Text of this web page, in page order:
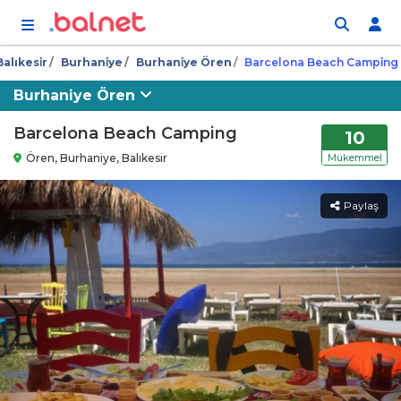
Burhani̇ye Burhani̇ye Ören Barcelona Beach Campi̇ng
Burhaniye Ören
Barcelona Beach Camping
Ören, Burhaniye, Balıkesir
10
Mükemmel
Paylaş